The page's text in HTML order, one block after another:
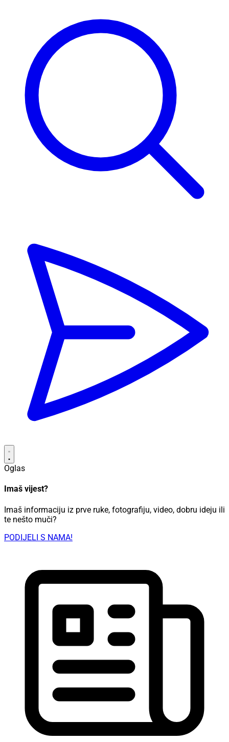
Oglas
Imaš vijest?
Imaš informaciju iz prve ruke, fotografiju, video, dobru ideju ili
te nešto muči?
PODIJELI S NAMA!